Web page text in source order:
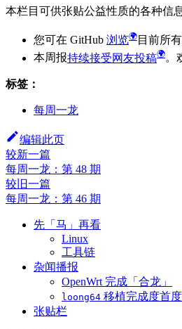
本栏目可供张贴公益性质的各种信息
您可在 GitHub 浏览
目前所
本周报持续接受网友投稿 。
标签：
每周一龙
编辑此页
较新一篇
每周一龙：第 48 期
较旧一篇
每周一龙：第 46 期
先「马」再看
Linux
工具链
杂闻播报
OpenWrt 完成「合龙」
loong64 移植完成度首度
张贴栏